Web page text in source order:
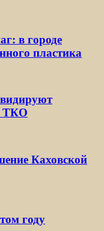
в городе
пластика
ТКО
Каховской
году